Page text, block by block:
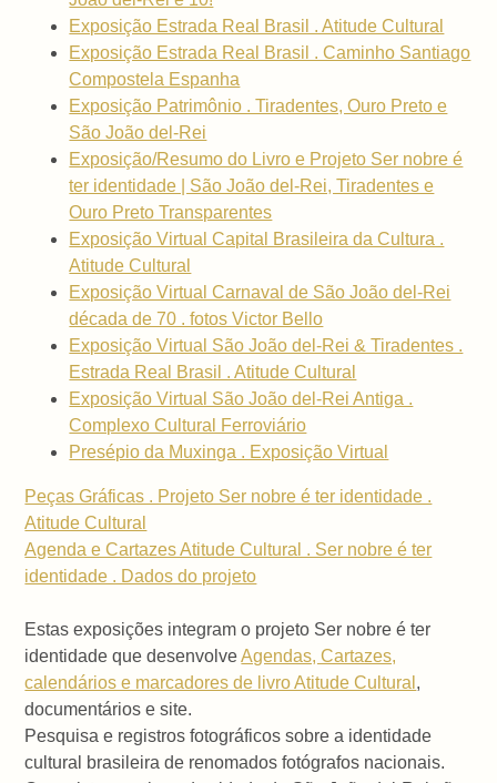
Exposição Estrada Real Brasil . Atitude Cultural
Exposição Estrada Real Brasil . Caminho Santiago
Compostela Espanha
Exposição Patrimônio . Tiradentes, Ouro Preto e
São João del-Rei
Exposição/Resumo do Livro e Projeto Ser nobre é
ter identidade | São João del-Rei, Tiradentes e
Ouro Preto Transparentes
Exposição Virtual Capital Brasileira da Cultura .
Atitude Cultural
Exposição Virtual Carnaval de São João del-Rei
década de 70 . fotos Victor Bello
Exposição Virtual São João del-Rei & Tiradentes .
Estrada Real Brasil . Atitude Cultural
Exposição Virtual São João del-Rei Antiga .
Complexo Cultural Ferroviário
Presépio da Muxinga . Exposição Virtual
Peças Gráficas . Projeto Ser nobre é ter identidade .
Atitude Cultural
Agenda e Cartazes Atitude Cultural . Ser nobre é ter
identidade . Dados do projeto
Estas exposições integram o projeto Ser nobre é ter
identidade que desenvolveAgendas, Cartazes,
calendários e marcadores de livro Atitude Cultural ,
documentários e site.
Pesquisa e registros fotográficos sobre a identidade
cultural brasileira de renomados fotógrafos nacionais.